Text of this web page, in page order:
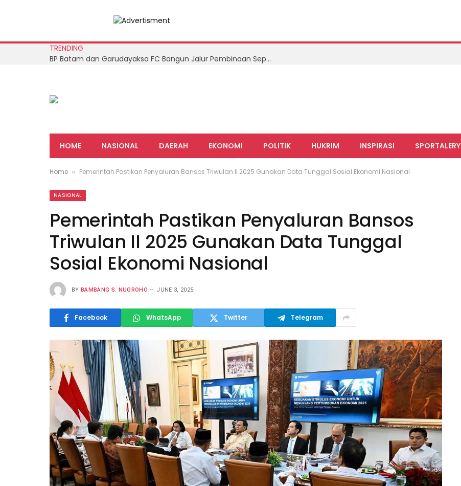
TRENDING
BP Batam dan Garudayaksa FC Bangun Jalur Pembinaan Sepak Bola Usia Dini Lewat Batam Prime International Grassroot Football Festival 2026
HOME NASIONAL DAERAH EKONOMI POLITIK HUKRIM INSPIRASI SPORTALERY
Home » Pemerintah Pastikan Penyaluran Bansos Triwulan II 2025 Gunakan Data Tunggal Sosial Ekonomi Nasional
NASIONAL
Pemerintah Pastikan Penyaluran Bansos
Triwulan II 2025 Gunakan Data Tunggal
Sosial Ekonomi Nasional
BY BAMBANG S. NUGROHO JUNE 3, 2025
Facebook WhatsApp Twitter Telegram